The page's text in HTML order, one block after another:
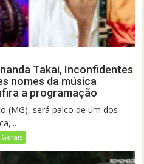
Takai, Inconfidentes
nomes da música
a programação
(MG), será palco de um dos
Gerais